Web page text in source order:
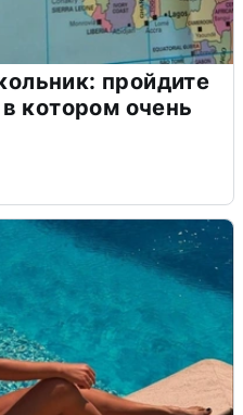
пройдите
котором очень